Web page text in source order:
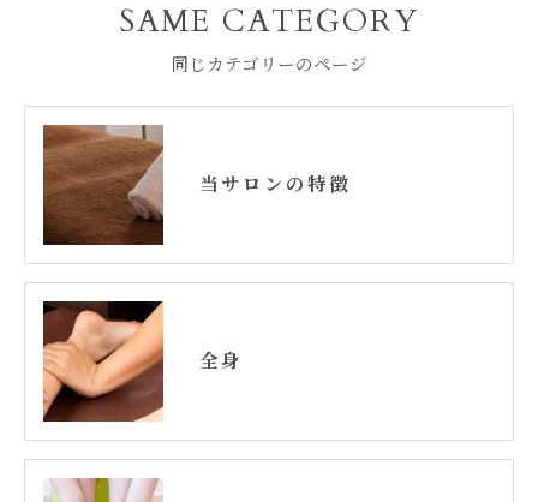
同じカテゴリーのページ
SAME CATEGORY
当サロンの特徴
全身